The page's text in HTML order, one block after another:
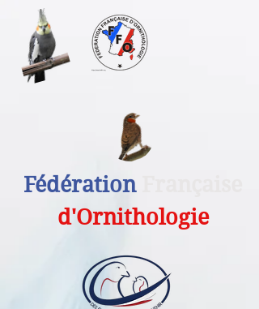
Fédération
d'Ornithologie